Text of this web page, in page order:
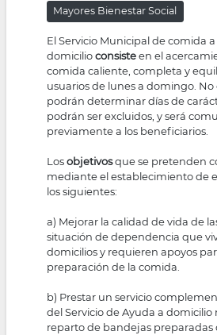
navegación
Mayores Bienestar Social
El Servicio Municipal de comida a
domicilioconsisteen el
comida caliente, completa y
usuarios de lunes a domingo. No
podrán determinar días de
podrán ser excluidos, y será
previamente a los beneficiarios.
Losobjetivosque se pretenden
mediante el establecimiento de
los siguientes:
a) Mejorar la calidad de vida de
situación de dependencia que
domicilios y requieren apoyos
preparación de la comida.
b) Prestar un servicio
del Servicio de Ayuda a
reparto de bandejas preparadas